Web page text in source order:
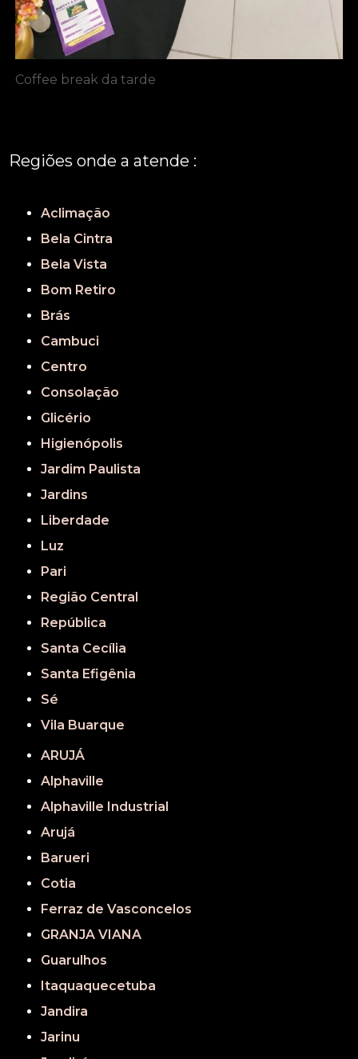
Coffee break da tarde
Regiões onde a atende :
Aclimação
Bela Cintra
Bela Vista
Bom Retiro
Brás
Cambuci
Centro
Consolação
Glicério
Higienópolis
Jardim Paulista
Jardins
Liberdade
Luz
Pari
Região Central
República
Santa Cecília
Santa Efigênia
Sé
Vila Buarque
ARUJÁ
Alphaville
Alphaville Industrial
Arujá
Barueri
Cotia
Ferraz de Vasconcelos
GRANJA VIANA
Guarulhos
Itaquaquecetuba
Jandira
Jarinu